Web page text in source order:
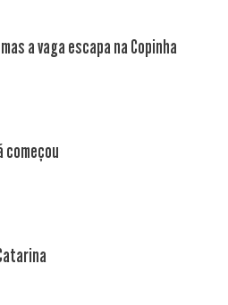
a vaga escapa na Copinha
começou